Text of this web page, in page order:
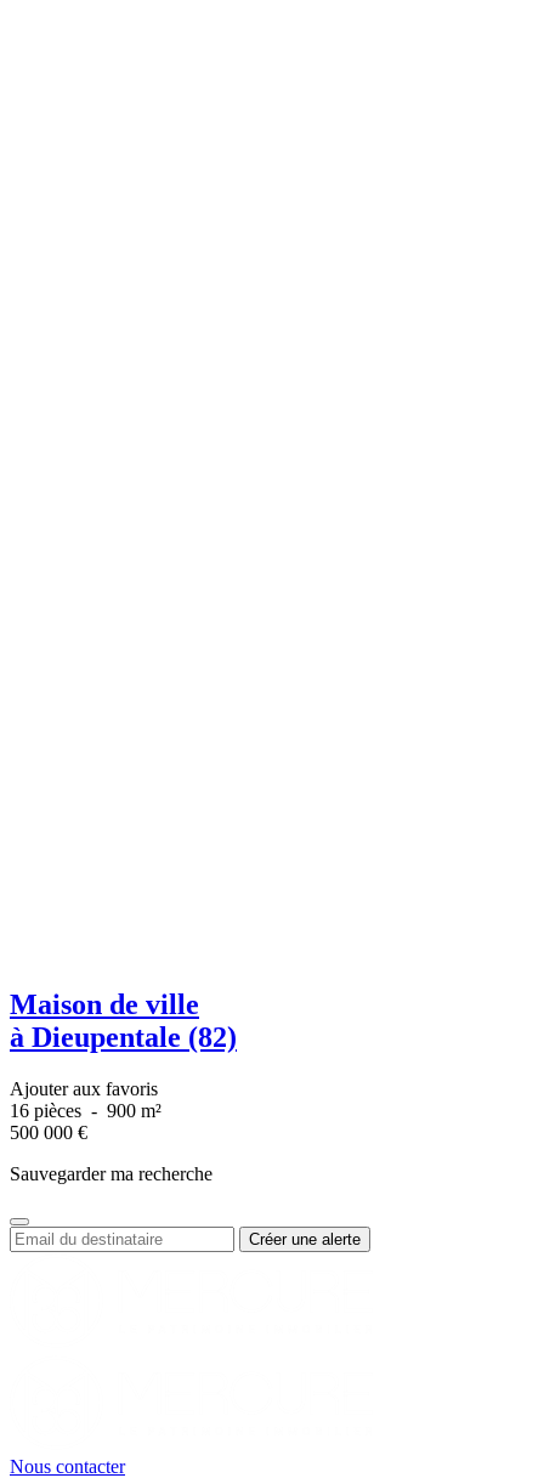
Maison de ville
à Dieupentale (82)
Ajouter aux favoris
16 pièces - 900 m²
500 000 €
Sauvegarder ma recherche
Nous contacter